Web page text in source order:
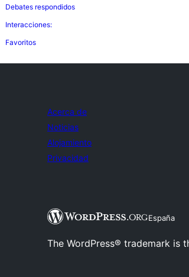
Debates respondidos
Interacciones:
Favoritos
Acerca de
Noticias
Alojamiento
Privacidad
España
The WordPress® trademark is